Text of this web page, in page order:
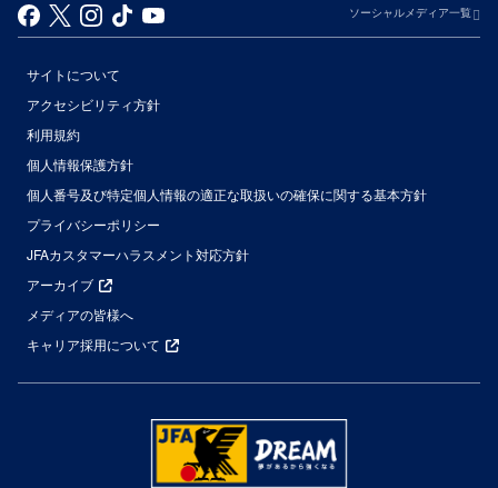
ソーシャルメディア一覧
サイトについて
アクセシビリティ方針
利用規約
個人情報保護方針
個人番号及び特定個人情報の適正な取扱いの確保に関する基本方針
プライバシーポリシー
JFAカスタマーハラスメント対応方針
アーカイブ
メディアの皆様へ
キャリア採用について